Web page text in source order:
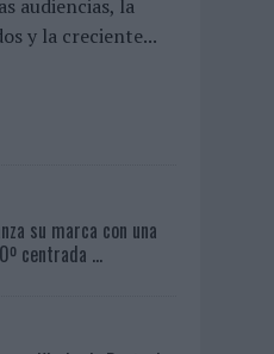
audiencias, la
y la creciente...
su marca con una
centrada ...